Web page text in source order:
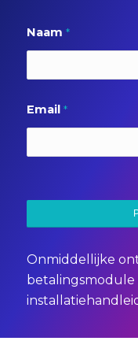
Naam *
Email *
Onmiddellijke
betalingsmodule